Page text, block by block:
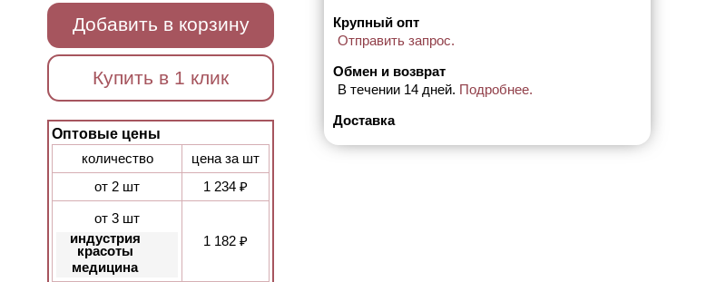
Добавить в корзину
Купить в 1 клик
Оптовые цены
количество
цена за шт
от 2 шт
1 234 ₽
от 3 шт
индустрия
красоты
медицина
1 182 ₽
Крупный опт
Отправить запрос.
Обмен и возврат
В течении 14 дней. Подробнее.
Доставка